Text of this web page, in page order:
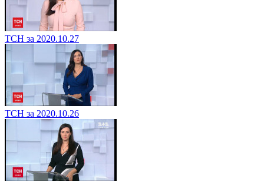
ТСН за 2020.10.27
ТСН за 2020.10.26